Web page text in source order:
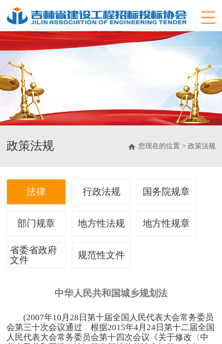
政策法规 您现在的位置 > 政策法规
法律 行政法规 国务院规章
部门规章 地方性法规 地方性规章
省委省政府
文件
规范性文件
中华人民共和国城乡规划法
(2007年10 月28 日第十届全国人民代表大会常务委员
会第三十次会议通过 根据2015年4月24 日第十二届全国
人民代表大会常务委员会第十四次会议《关于修改〈中